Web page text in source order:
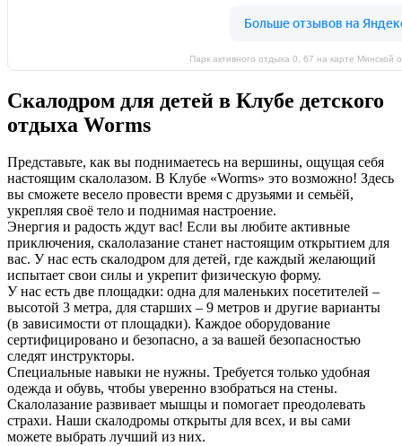
Парк активного отдыха 0, 67 на карте Минской
Скалодром для детей в Клубе детского
отдыха Worms
Представьте, как вы поднимаетесь на вершины, ощущая себя
настоящим скалолазом. В Клубе «Worms» это возможно! Здесь
вы сможете весело провести время с друзьями и семьёй,
укрепляя своё тело и поднимая настроение.
Энергия и радость ждут вас! Если вы любите активные
приключения, скалолазание станет настоящим открытием для
вас. У нас есть скалодром для детей, где каждый желающий
испытает свои силы и укрепит физическую форму.
У нас есть две площадки: одна для маленьких посетителей –
высотой 3 метра, для старших – 9 метров и другие варианты
(в зависимости от площадки). Каждое оборудование
сертифицировано и безопасно, а за вашей безопасностью
следят инструкторы.
Специальные навыки не нужны. Требуется только удобная
одежда и обувь, чтобы уверенно взобраться на стены.
Скалолазание развивает мышцы и помогает преодолевать
страхи. Наши скалодромы открыты для всех, и вы сами
можете выбрать лучший из них.